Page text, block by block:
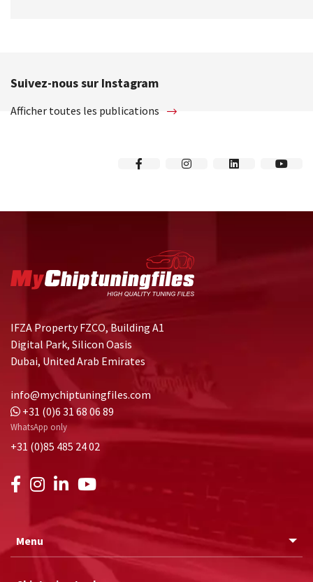
Suivez-nous sur Instagram
Afficher toutes les publications
IFZA Property FZCO, Building A1
Digital Park, Silicon Oasis
Dubai, United Arab Emirates
info@mychiptuningfiles.com
+31 (0)6 31 68 06 89
WhatsApp only
+31 (0)85 485 24 02
Menu